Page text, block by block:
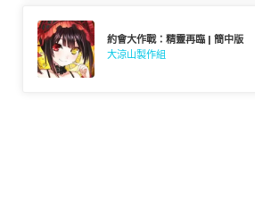
約會大作戰：精靈再臨 | 簡中版
大涼山製作組